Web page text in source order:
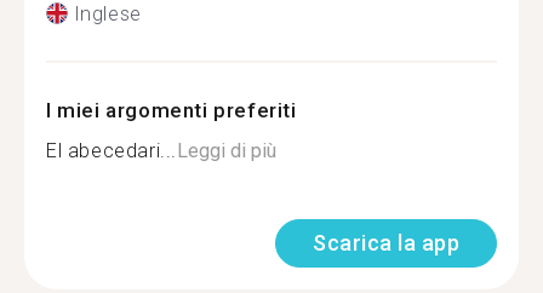
Inglese
I miei argomenti preferiti
El abecedari... Leggi di più
Scarica la app